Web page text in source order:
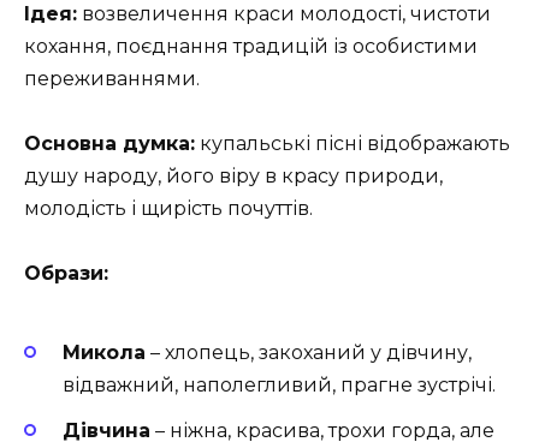
Ідея: возвеличення краси молодості, чистоти
кохання, поєднання традицій із особистими
переживаннями.
Основна думка: купальські пісні відображають
душу народу, його віру в красу природи,
молодість і щирість почуттів.
Образи:
Микола – хлопець, закоханий у дівчину,
відважний, наполегливий, прагне зустрічі.
Дівчина – ніжна, красива, трохи горда, але